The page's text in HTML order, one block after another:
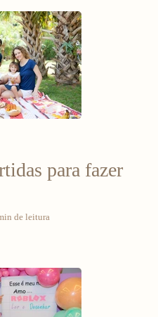
para fazer
de leitura